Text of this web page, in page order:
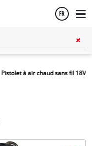
FR
Pistolet à air chaud sans fil 18V